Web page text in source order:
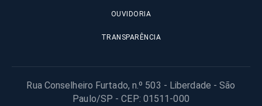
OUVIDORIA
TRANSPARÊNCIA
Rua Conselheiro Furtado, n.º 503 - Liberdade - São
Paulo/SP - CEP: 01511-000